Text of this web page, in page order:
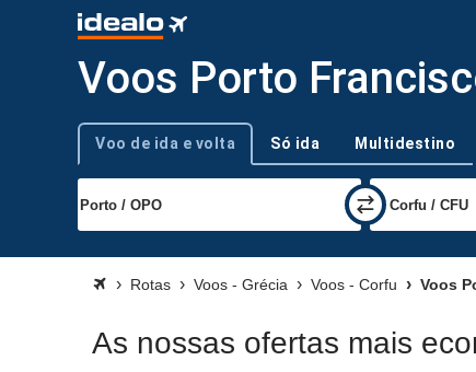
Voos Porto
Tipo de viagem
Voo de ida e volta Só ida Multidestino
Rotas Voos - Grécia Voos - Corfu Voos
As nossas ofertas mais